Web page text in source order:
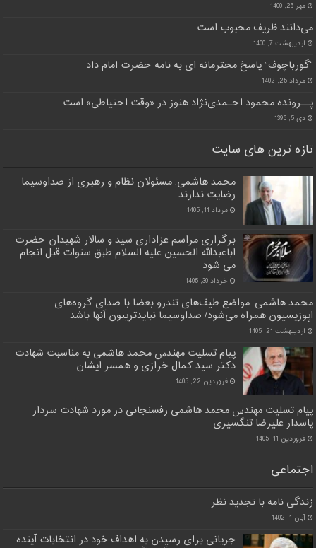
مهر 26, 1400
می‌دانند ظریف محبوب است
اردیبهشت 7, 1400
“گورباچوف” پاسخ محترمانه ای به نامه حضرت امام داد
مرداد 25, 1402
پــرونده محمود احـمدی‌نژاد هنوز در «وقت احتیاطی» است
دی 5, 1396
تازه ترین های سایت
محمد هاشمی: مسئولان نظام و رهبری از صداوسیما
رضایت ندارند
مرداد 11, 1405
برگزاری مراسم عزاداری سید و سالار شهیدان حضرت
اباعبدالله الحسین علیه السلام طبق سنوات قبل انجام
می شود
خرداد 30, 1405
محمد هاشمی: مواضع طیف‌های تندرو بعضا با صدای گروه‌های
اپوزیسیون همراه می‌شود/ صداوسیما نبایدتریبون آنها باشد
اردیبهشت 21, 1405
پیام تسلیت مهندس محمد هاشمی به مناسبت شهادت
دکتر سید کمال خرازی و همسر ایشان
فروردین 22, 1405
پیام تسلیت مهندس محمد هاشمی رفسنجانی در مورد شهادت سردار
پاسدار علیرضا تنگسیری
فروردین 11, 1405
اجتماعی
زندگی نامه با تجدید نظر
آبان 1, 1402
جریانی برای رسیدن به اهداف خود در انتخابات آینده